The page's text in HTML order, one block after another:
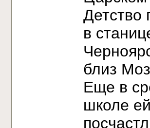
Детство
в
близ
Еще в
школе